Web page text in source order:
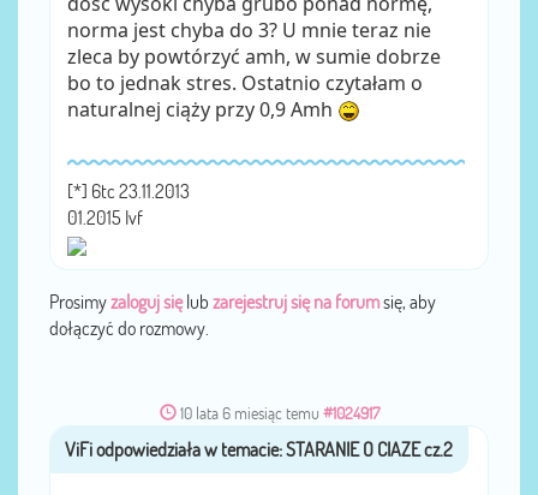
norma jest chyba do 3? U mnie teraz nie
zleca by powtórzyć amh, w sumie dobrze
bo to jednak stres. Ostatnio czytałam o
naturalnej ciąży przy 0,9 Amh
[*] 6tc 23.11.2013
01.2015 Ivf
Prosimyzaloguj sięlub zarejestruj się na forumsię, aby
dołączyć do rozmowy.
10 lata 6 miesiąc temu #1024917
przezViFi